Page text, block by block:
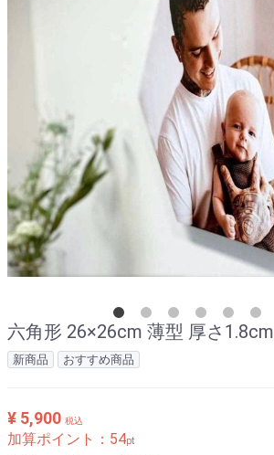
六角形 26×26cm 薄型 厚さ1.8cm
新商品 おすすめ商品
¥ 5,900 税込
加算ポイント： 54pt